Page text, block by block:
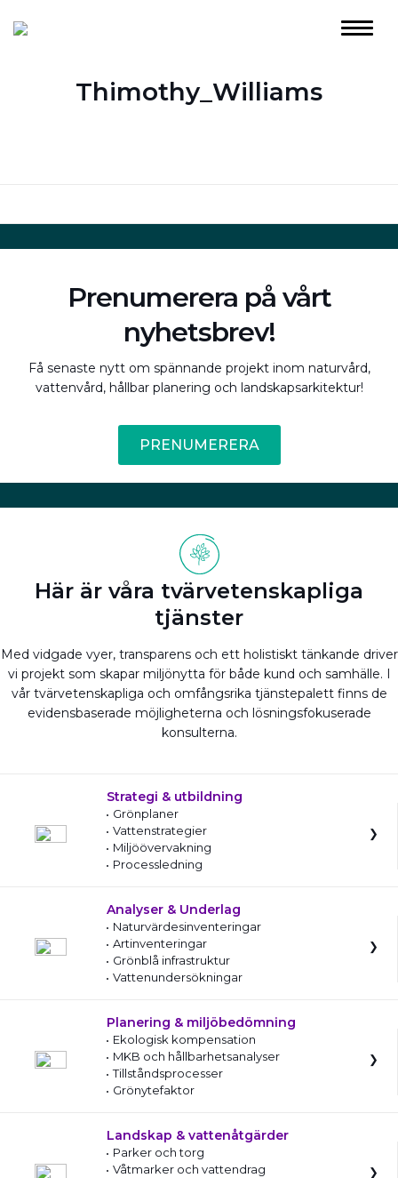
Thimothy_Williams
Prenumerera på vårt
nyhetsbrev!
Få senaste nytt om spännande projekt inom naturvård,
vattenvård, hållbar planering och landskapsarkitektur!
PRENUMERERA
Här är våra tvärvetenskapliga
tjänster
Med vidgade vyer, transparens och ett holistiskt tänkande driver
vi projekt som skapar miljönytta för både kund och samhälle. I
vår tvärvetenskapliga och omfångsrika tjänstepalett finns de
evidensbaserade möjligheterna och lösningsfokuserade
konsulterna.
Strategi & utbildning
Grönplaner
Vattenstrategier
Miljöövervakning
Processledning
Analyser & Underlag
Naturvärdesinventeringar
Artinventeringar
Grönblå infrastruktur
Vattenundersökningar
Planering & miljöbedömning
Ekologisk kompensation
MKB och hållbarhetsanalyser
Tillståndsprocesser
Grönytefaktor
Landskap & vattenåtgärder
Parker och torg
Våtmarker och vattendrag